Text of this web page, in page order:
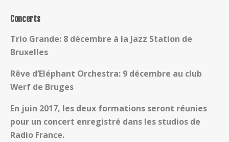
Concerts
Trio Grande: 8 décembre à la Jazz Station de
Bruxelles
Rêve d’Eléphant Orchestra: 9 décembre au club
Werf de Bruges
En juin 2017, les deux formations seront réunies
pour un concert enregistré dans les studios de
Radio France.